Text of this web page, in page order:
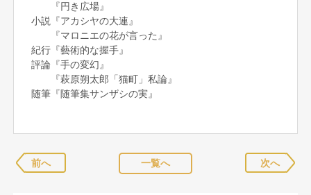
『円き広場』
小説『アカシヤの大連』
『マロニエの花が言った』
紀行『藝術的な握手』
評論『手の変幻』
『萩原朔太郎「猫町」私論』
随筆『随筆集サンザシの実』
前へ 一覧へ 次へ